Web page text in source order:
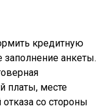
кредитную
заполнение анкеты.
платы, месте
со стороны